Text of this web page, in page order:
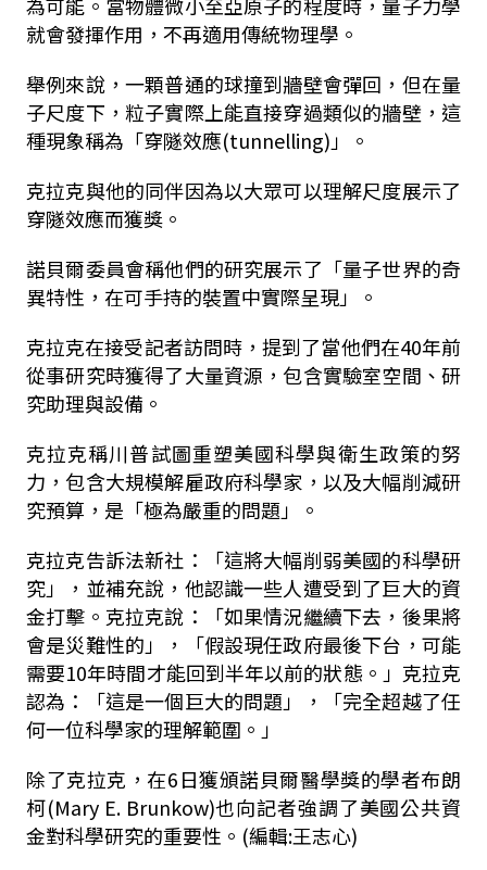
就會發揮作用，不再適用傳統物理學。
舉例來說，一顆普通的球撞到牆壁會彈回，但在量
子尺度下，粒子實際上能直接穿過類似的牆壁，這
種現象稱為「穿隧效應(tunnelling)」。
克拉克與他的同伴因為以大眾可以理解尺度展示了
穿隧效應而獲獎。
諾貝爾委員會稱他們的研究展示了「量子世界的奇
異特性，在可手持的裝置中實際呈現」。
克拉克在接受記者訪問時，提到了當他們在40年前
從事研究時獲得了大量資源，包含實驗室空間、研
究助理與設備。
克拉克稱川普試圖重塑美國科學與衛生政策的努
力，包含大規模解雇政府科學家，以及大幅削減研
究預算，是「極為嚴重的問題」。
克拉克告訴法新社：「這將大幅削弱美國的科學研
究」，並補充說，他認識一些人遭受到了巨大的資
金打擊。克拉克說：「如果情況繼續下去，後果將
會是災難性的」，「假設現任政府最後下台，可能
需要10年時間才能回到半年以前的狀態。」克拉克
認為：「這是一個巨大的問題」，「完全超越了任
何一位科學家的理解範圍。」
除了克拉克，在6日獲頒諾貝爾醫學獎的學者布朗
柯(Mary E. Brunkow)也向記者強調了美國公共資
金對科學研究的重要性。(編輯:王志心)